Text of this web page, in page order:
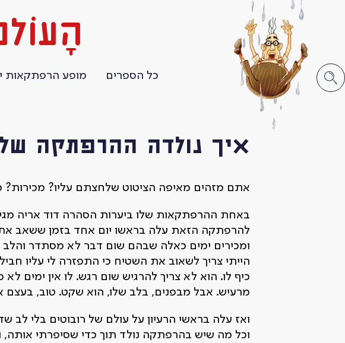
כל הספרים מופע הרפתקאות
איך נולדה ההרפתקה של
אתם מזהים מאיפה הציטוט שלחצתם עליו? מכירות?
באחת ההרפתקאות שלו ביערות הסהרה דוד אריה
להרפתקה הזאת עלה בראשו יום אחד בזמן ששאב
ומכירים ימים כאלה שבהם שום דבר לא מסתדר והלב
הייתי צריך לשאוב את השטיח כי התפזרה לי עליו
כיף לו. הוא לא צריך להרגיש שום רגש. לו אין ימים
מרעיש. אבל מבפנים, בלב שלו, הוא שקט. טוב, בעצם
ואז עלה בראשי הרעיון על עולם של רובוטים בלי לב
וכל מה שיש בהרפתקה נולד תוך כדי שסיפרתי אותה,